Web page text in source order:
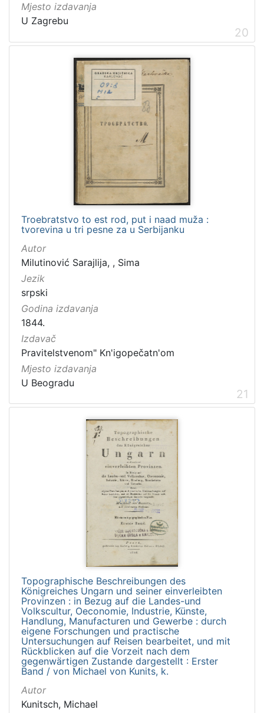
Mjesto izdavanja
U Zagrebu
20
Troebratstvo to est rod, put i naad muža :
tvorevina u tri pesne za u Serbijanku
Autor
Milutinović Sarajlija, , Sima
Jezik
srpski
Godina izdavanja
1844.
Izdavač
Pravitelstvenom" Kn'igopečatn'om
Mjesto izdavanja
U Beogradu
21
Topographische Beschreibungen des
Königreiches Ungarn und seiner einverleibten
Provinzen : in Bezug auf die Landes-und
Volkscultur, Oeconomie, Industrie, Künste,
Handlung, Manufacturen und Gewerbe : durch
eigene Forschungen und practische
Untersuchungen auf Reisen bearbeitet, und mit
Rückblicken auf die Vorzeit nach dem
gegenwärtigen Zustande dargestellt : Erster
Band / von Michael von Kunits, k.
Autor
Kunitsch, Michael